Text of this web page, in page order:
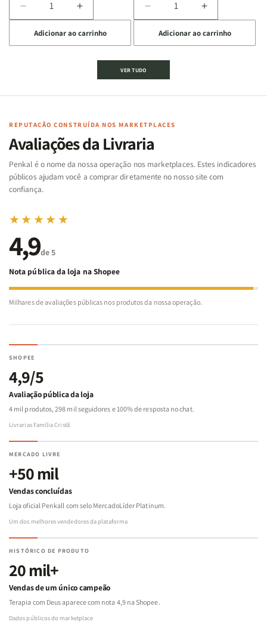
Diminuir
a
quantidade
de
Cartas
Famílias
Bíblia
-
Penkal
Aumentar
a
quantidade
de
Jogo
Cartas
Famílias
da
Bíblia
-
Penkal
Adicionar ao carrinho
Diminuir
a
quantidade
de
Jogo
|
de
Aumentar
a
quantidade
de
|
Adicionar ao carrinho
VER TUDO
REPUTAÇÃO CONSTRUÍDA NOS MARKETPLACES
Avaliações da Livraria
Penkal é o nome da nossa operação nos marketplaces. Estes indicadores
públicos ajudam você a comprar diretamente no nosso site com
confiança.
★★★★★
4,9de 5
Nota pública da loja na Shopee
Milhares de avaliações públicas nos produtos da nossa operação.
SHOPEE
4,9/5
Avaliação pública da loja
4 mil produtos, 298 mil seguidores e 100% de resposta no chat.
Livrarias Família Cristã
MERCADO LIVRE
+50 mil
Vendas concluídas
Loja oficial Penkall com selo MercadoLíder Platinum.
Um dos melhores vendedores da plataforma
HISTÓRICO DE PRODUTO
20 mil+
Vendas de um único campeão
Terapia com Deus aparece com nota 4,9 na Shopee.
Dados públicos do marketplace